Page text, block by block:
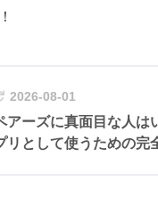
2026-08-01
アーズに真面目な人は
リとして使うための完